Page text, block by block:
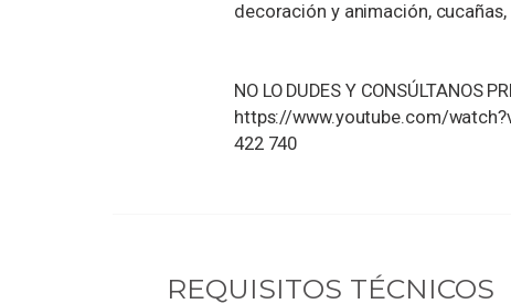
decoración y animación, cucañas,
NO LO DUDES Y CONSÚLTANOS
https://www.youtube.com/
422 740
REQUISITOS TÉCNICOS